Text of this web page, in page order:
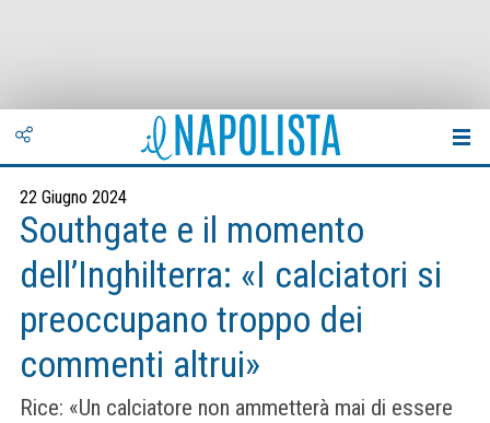
22 Giugno 2024
Southgate e il momento
dell’Inghilterra: «I calciatori si
preoccupano troppo dei
commenti altrui»
Rice: «Un calciatore non ammetterà mai di essere